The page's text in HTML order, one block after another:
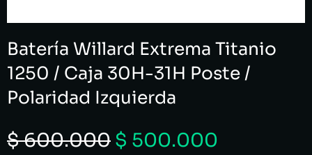
Batería Willard Extrema Titanio
1250 / Caja 30H-31H Poste /
Polaridad Izquierda
$600.000 $ 500.000